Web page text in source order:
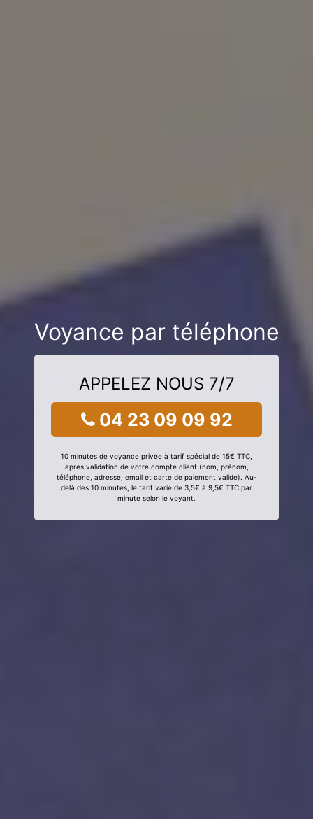
Voyance par téléphone
APPELEZ NOUS 7/7
04 23 09 09 92
10 minutes de voyance privée à tarif spécial de 15€ TTC,
après validation de votre compte client (nom, prénom,
téléphone, adresse, email et carte de paiement valide). Au-
delà des 10 minutes, le tarif varie de 3,5€ à 9,5€ TTC par
minute selon le voyant.